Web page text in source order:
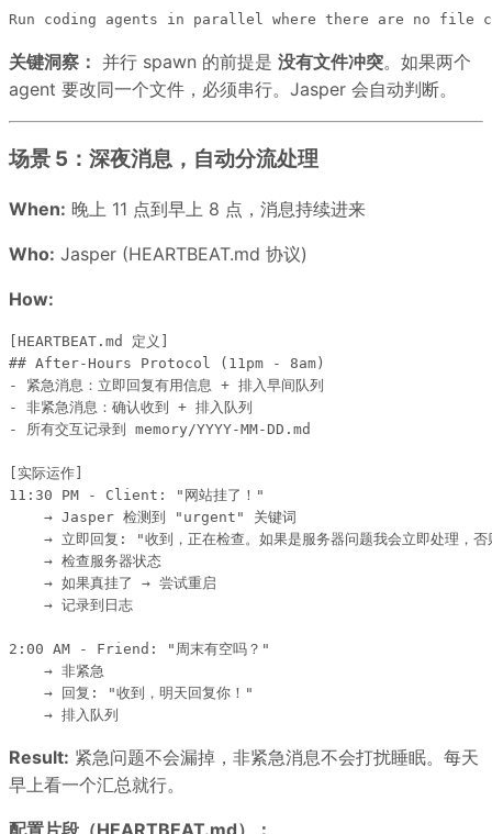
关键洞察： 并行 spawn 的前提是 没有文件冲突。如果两个
agent 要改同一个文件，必须串行。Jasper 会自动判断。
场景 5：深夜消息，自动分流处理
When: 晚上 11 点到早上 8 点，消息持续进来
Who: Jasper (HEARTBEAT.md 协议)
How:
[HEARTBEAT.md 定义]
## After-Hours Protocol (11pm - 8am)
- 紧急消息：立即回复有用信息 + 排入早间队列
- 非紧急消息：确认收到 + 排入队列
- 所有交互记录到 memory/YYYY-MM-DD.md
[实际运作]
11:30 PM - Client: "网站挂了！"
    → Jasper 检测到 "urgent" 关键词
→ 立即回复: "收到，正在检查。如果是服务器问题我会立即处理，否
    → 检查服务器状态
    → 如果真挂了 → 尝试重启
    → 记录到日志
2:00 AM - Friend: "周末有空吗？"
    → 非紧急
    → 回复: "收到，明天回复你！"
Result: 紧急问题不会漏掉，非紧急消息不会打扰睡眠。每天
早上看一个汇总就行。